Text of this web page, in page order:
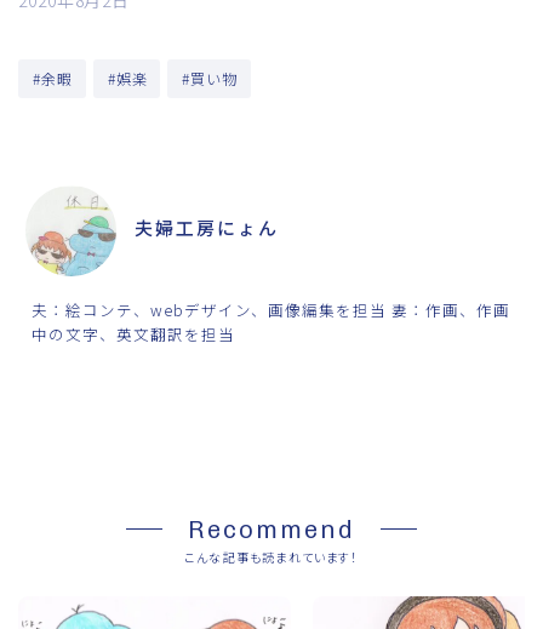
#余暇 #娯楽 #買い物
夫婦工房にょん
夫：絵コンテ、webデザイン、画像編集を担当 妻：作画、作画
中の文字、英文翻訳を担当
Recommend
こんな記事も読まれています！